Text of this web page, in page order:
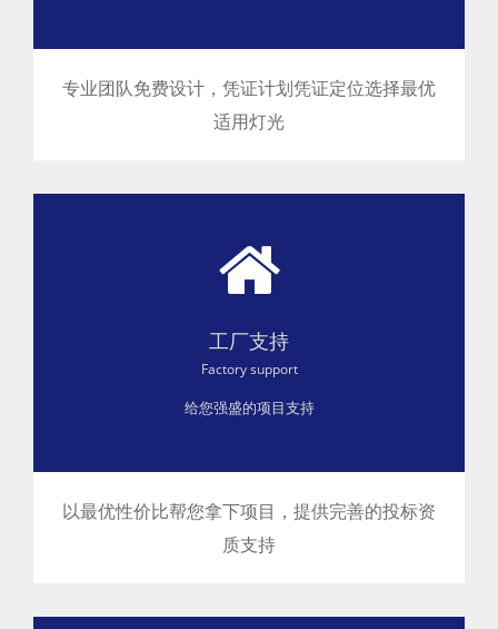
专业团队免费设计 ，凭证计划凭证定位选择最优
适用灯光
工厂支持
Factory support
给您强盛的项目支持
以最优性价比帮您拿下项目 ，提供完善的投标资
质支持